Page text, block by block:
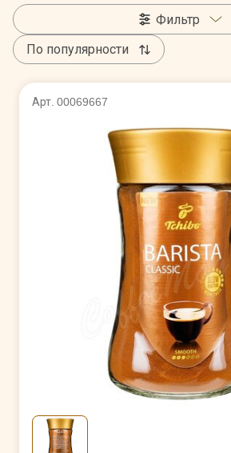
Фильтр
По популярности
Арт. 00069667